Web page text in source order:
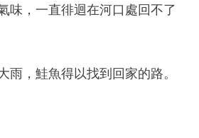
味，一直徘迴在河口處回不了
雨，鮭魚得以找到回家的路。